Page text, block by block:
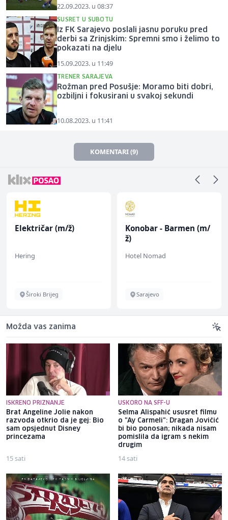
22.09.2023. u 08:37
SUSRET U SUBOTU
Iz FK Sarajevo poslali jasnu poruku pred
derbi sa Zrinjskim: Spremni smo i želimo to
pokazati na djelu
15.09.2023. u 11:49
TRENER SARAJEVA
Rožman pred Posušje: Moramo biti dobri,
ozbiljni i fokusirani u svakoj sekundi
10.08.2023. u 11:41
KOMENTARI (9)
Električar (m/ž)
Hering
Široki Brijeg
Konobar - Barmen (m/
ž)
Hotel Nomad
Sarajevo
Možda vas zanima
ISKRENO PRIZNANJE
Brat Angeline Jolie nakon
razvoda otkrio da je gej: Bio
sam opsjednut Disney
princezama
15 sati
USKORO NA SFF-U
Selma Alispahić ususret filmu
o "Ay Carmeli": Dragan Jovičić
bi bio ponosan; nikada nisam
pomislila da igram s nekim
drugim
14 sati